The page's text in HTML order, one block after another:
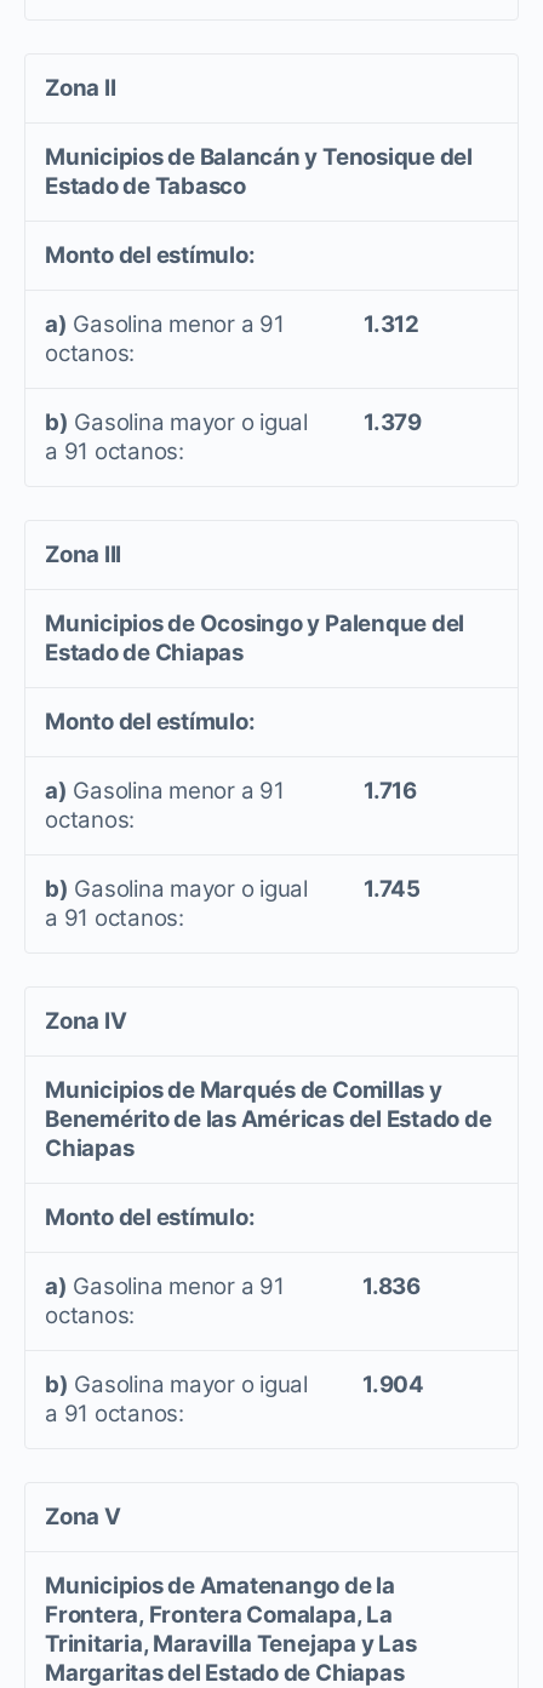
Zona II
Municipios de Balancán y Tenosique del
Estado de Tabasco
Monto del estímulo:
a) Gasolina menor a 91
octanos:
1.312
b) Gasolina mayor o igual
a 91 octanos:
1.379
Zona III
Municipios de Ocosingo y Palenque del
Estado de Chiapas
Monto del estímulo:
a) Gasolina menor a 91
octanos:
1.716
b) Gasolina mayor o igual
a 91 octanos:
1.745
Zona IV
Municipios de Marqués de Comillas y
Benemérito de las Américas del Estado de
Chiapas
Monto del estímulo:
a) Gasolina menor a 91
octanos:
1.836
b) Gasolina mayor o igual
a 91 octanos:
1.904
Zona V
Municipios de Amatenango de la
Frontera, Frontera Comalapa, La
Trinitaria, Maravilla Tenejapa y Las
Margaritas del Estado de Chiapas